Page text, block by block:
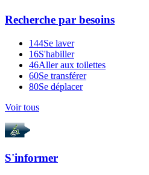
Recherche par besoins
144Se laver
16S'habiller
46Aller aux toilettes
60Se transférer
80Se déplacer
Voir tous
S'informer